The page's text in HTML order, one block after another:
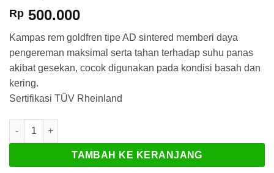
Rp 500.000
Kampas rem goldfren tipe AD sintered memberi daya
pengereman maksimal serta tahan terhadap suhu panas
akibat gesekan, cocok digunakan pada kondisi basah dan
kering.
Sertifikasi TÜV Rheinland
Kuantitas Kampas Rem Goldfren 200AD
TAMBAH KE KERANJANG